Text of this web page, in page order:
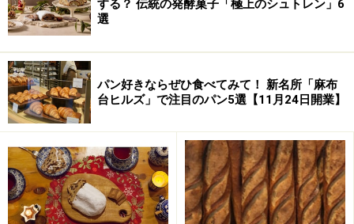
ンあんバターサンド」（1200円）。醤油漬けレーズンと
ゴンゾーラチーズが入って甘じょっぱいのです。こんな
珍しい組み合わせはペリカンカフェならでは。カフェの
新メニューは浅草出身の料理人、米澤文雄さんの監修で
す。
テイクアウトは各種サンドイッチのほか、浅草ではいつ
も行列している人気の食パンの販売もあります。
する？ 伝統の発酵菓子「極上のシュトレン」6
選
パン好きならぜひ食べてみて！ 新名所「麻布
台ヒルズ」で注目のパン5選【11月24日開業】